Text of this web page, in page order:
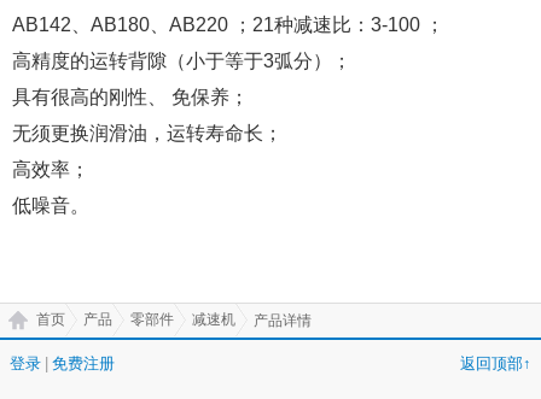
AB142、AB180、AB220 ；21种减速比：3-100 ；
高精度的运转背隙（小于等于3弧分）；
具有很高的刚性、 免保养；
无须更换润滑油，运转寿命长；
高效率；
低噪音。
首页 产品 零部件 减速机 产品详情
登录 免费注册 返回顶部↑